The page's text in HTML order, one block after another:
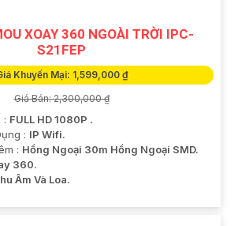
XOAY 360 NGOÀI TRỜI IPC-
S21FEP
Khuyến Mại: 1,599,000 ₫
Giá Bán: 2,300,000 ₫
: FULL HD 1080P .
: IP Wifi.
: Hồng Ngoại 30m Hồng Ngoại SMD.
360.
Âm Và Loa.